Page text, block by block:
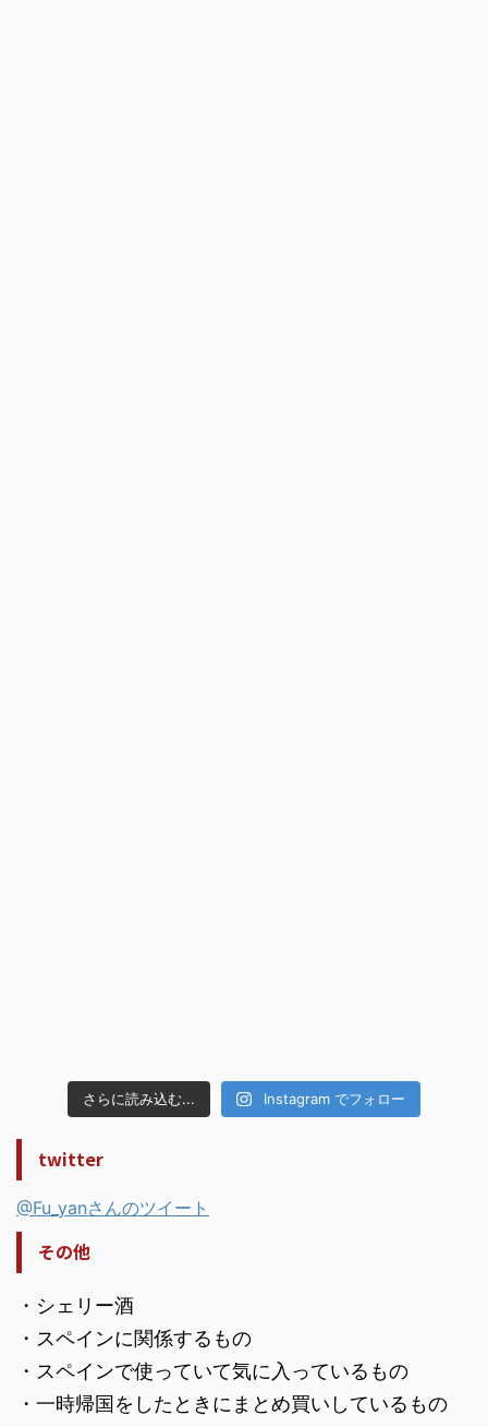
さらに読み込む... Instagram でフォロー
twitter
@Fu_yanさんのツイート
その他
・シェリー酒
・スペインに関係するもの
・スペインで使っていて気に入っているもの
・一時帰国をしたときにまとめ買いしているもの